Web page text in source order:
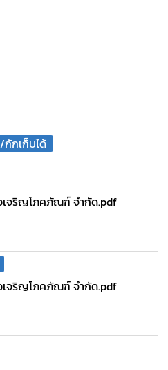
กเก็บได้
จริญโภคภัณฑ์ จํากัด.pdf
จริญโภคภัณฑ์ จำกัด.pdf